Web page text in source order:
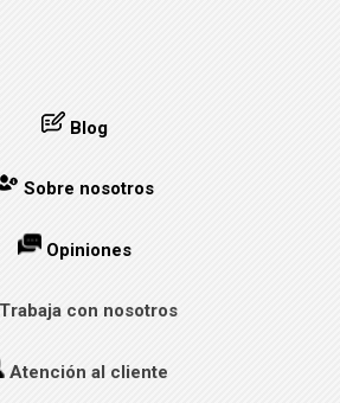
Blog
Sobre nosotros
Opiniones
Trabaja con nosotros
Atención al cliente